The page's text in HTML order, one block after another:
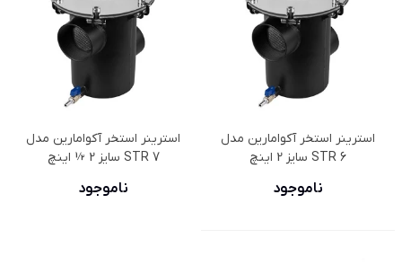
استرینر استخر آکوامارین مدل
STR 6 سایز 2 اینچ
ناموجود
استرینر استخر آکوامارین مدل
STR 7 سایز 2 ½ اینچ
ناموجود